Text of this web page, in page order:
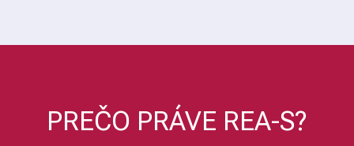
PREČO PRÁVE REA-S?